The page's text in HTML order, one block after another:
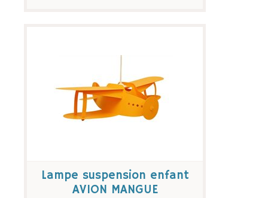
Lampe suspension enfant
AVION MANGUE